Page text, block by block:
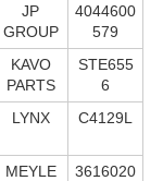
JP
GROUP
4044600
579
KAVO
PARTS
STE655
6
LYNX C4129L
MEYLE
3616020